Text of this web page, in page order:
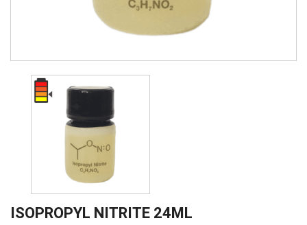
ISOPROPYL NITRITE 24ML